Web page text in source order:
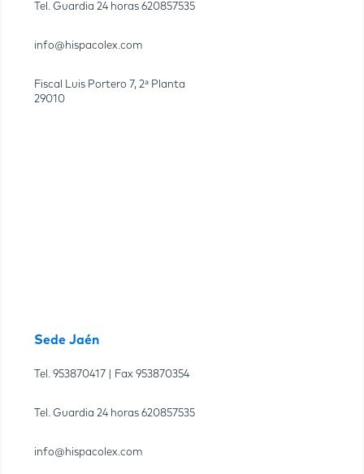
Tel. Guardia 24 horas 620857535
info@hispacolex.com
Fiscal Luis Portero 7, 2ª Planta
29010
Sede Jaén
Tel. 953870417 | Fax 953870354
Tel. Guardia 24 horas 620857535
info@hispacolex.com